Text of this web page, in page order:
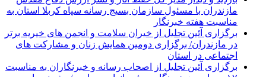
مازندران با مسئول سازمان بسیج رسانه سپاه کربلا استان به
مناسبت هفته خبرنگار
برگزاری آئین تجلیل از خیران سلامت و انجمن های خیریه برتر
در مازندران/ برگزاری دومین همایش زنان و مشارکت های
اجتماعی در استان
برگزاری آئین تجلیل از اصحاب رسانه و خبرنگاران به مناسبت